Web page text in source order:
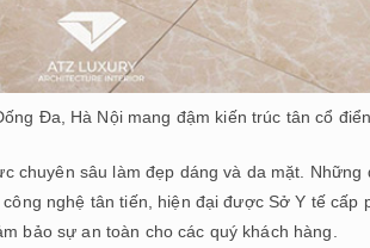
Đa, Hà Nội mang đậm kiến trúc tân cổ điển.
chuyên sâu làm đẹp dáng và da mặt. Những
nghệ tân tiến, hiện đại được Sở Y tế cấp
bảo sự an toàn cho các quý khách hàng.